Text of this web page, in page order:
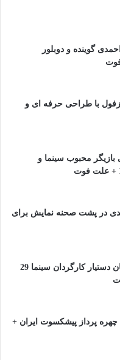
گوینده و دوبلور
با طراحی حرفه‌ ای و
محبوب سینما و
در پشت صحنه نمایش برای
درگذشت رضا امینیان دستیار کارگردان سینما 29
پرداز پیشکسوت ایران +